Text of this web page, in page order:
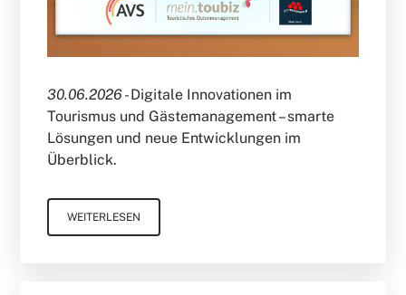
30.06.2026 -Digitale Innovationen im
Tourismus und Gästemanagement – smarte
Lösungen und neue Entwicklungen im
Überblick.
WEITERLESEN